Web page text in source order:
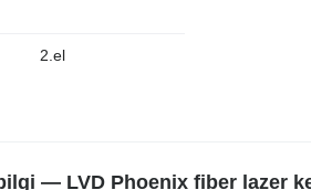
2.el
— LVD Phoenix fiber lazer